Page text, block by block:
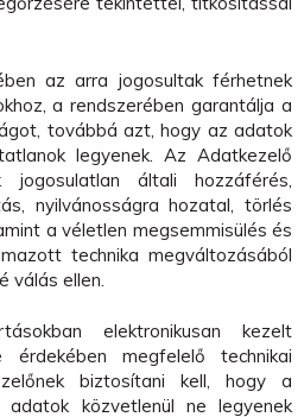
az arra jogosultak férhetnek
a rendszerében garantálja a
továbbá azt, hogy az adatok
legyenek. Az Adatkezelő
általi hozzáférés,
nyilvánosságra hozatal, törlés
a véletlen megsemmisülés és
technika megváltozásából
válás ellen.
elektronikusan kezelt
érdekében megfelelő technikai
biztosítani kell, hogy a
adatok közvetlenül ne legyenek